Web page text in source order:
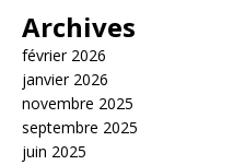
Archives
février 2026
janvier 2026
novembre 2025
septembre 2025
juin 2025